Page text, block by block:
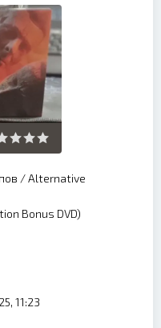
/Alternative
Bonus DVD)
11:23